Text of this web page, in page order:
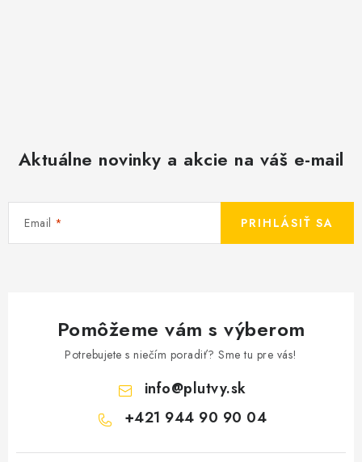
Aktuálne novinky a akcie na váš e-mail
Email PRIHLÁSIŤ SA
Pomôžeme vám s výberom
Potrebujete s niečím poradiť? Sme tu pre vás!
info@plutvy.sk
+421 944 90 90 04